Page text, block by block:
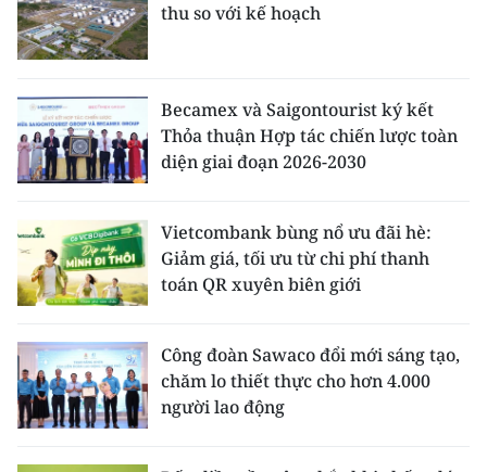
thu so với kế hoạch
Becamex và Saigontourist ký kết
Thỏa thuận Hợp tác chiến lược toàn
diện giai đoạn 2026-2030
Vietcombank bùng nổ ưu đãi hè:
Giảm giá, tối ưu từ chi phí thanh
toán QR xuyên biên giới
Công đoàn Sawaco đổi mới sáng tạo,
chăm lo thiết thực cho hơn 4.000
người lao động